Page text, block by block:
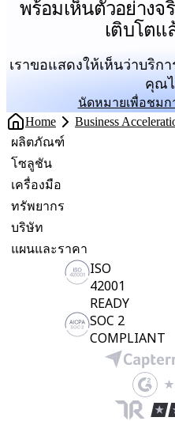
พร้อมเห็นตัวอย่างจ
เติบโตแ
เราขอแสดงให้เห็นว่าบริก
คุณ
นัดหมายเพื่อชมก
Home Business
ผลิตภัณฑ์
โซลูชัน
เครื่องมือ
ทรัพยากร
บริษัท
แผนและราคา
ISO
42001
READY
SOC 2
COMPLIANT